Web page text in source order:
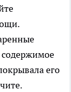
содержимое
его